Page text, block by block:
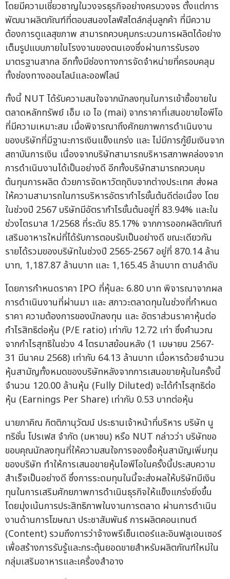
โดยมีความเชี่ยวชาญในวงจรธุรกิจอย่างครบวงจร ตั้งแต่การ
พัฒนาผลิตภัณฑ์ที่ตอบสนองไลฟ์สไตล์กลุ่มลูกค้า ที่มีความ
ต้องการดูแลสุขภาพ สามารถควบคุมกระบวนการผลิตได้อย่าง
เต็มรูปแบบภายในโรงงานของตนเองซึ่งผ่านการรับรอง
มาตรฐานสากล อีกทั้งมีช่องทางการจัดจำหน่ายที่ครอบคลุม
ทั้งช่องทางออนไลน์และออฟไลน์
ทั้งนี้ NUT ได้รับความสนใจจากนักลงทุนในการเข้าซื้อขายใน
ตลาดหลักทรัพย์ เอ็ม เอ ไอ (mai) จากราคาที่เสนอขายไอพีโอ
ที่มีความเหมาะสม เมื่อพิจารณาถึงศักยภาพการดำเนินงาน
ของบริษัทที่มีฐานะการเงินแข็งแกร่ง และ ไม่มีการกู้ยืมเงินจาก
สถาบันการเงิน เนื่องจากบริษัทสามารถบริหารสภาพคล่องจาก
การดำเนินงานได้เป็นอย่างดี อีกทั้งบริษัทสามารถควบคุม
ต้นทุนการผลิต ด้วยการจัดหาวัตถุดิบจากต่างประเทศ ส่งผล
ให้ความสามารถในการบริหารอัตรากำไรขั้นต้นดีต่อเนื่อง โดย
ในช่วงปี 2567 บริษัทมีอัตรากำไรขั้นต้นอยู่ที่ 83.94% และใน
ช่วงไตรมาส 1/2568 ที่ระดับ 85.17% จากการออกผลิตภัณฑ์
เสริมอาหารใหม่ที่ได้รับการตอบรับเป็นอย่างดี ขณะเดียวกัน
รายได้รวมของบริษัทในช่วงปี 2565-2567 อยู่ที่ 870.14 ล้าน
บาท, 1,187.87 ล้านบาท และ 1,165.45 ล้านบาท ตามลำดับ
โดยการกำหนดราคา IPO ที่หุ้นละ 6.80 บาท พิจารณาจากผล
การดำเนินงานที่ผ่านมา และ สภาวะตลาดทุนในช่วงที่กำหนด
ราคา ความต้องการของนักลงทุน และ อัตราส่วนราคาหุ้นต่อ
กำไรสิทธิต่อหุ้น (P/E ratio) เท่ากับ 12.72 เท่า ซึ่งคำนวณ
จากกำไรสุทธิในช่วง 4 ไตรมาสย้อนหลัง (1 เมษายน 2567-
31 มีนาคม 2568) เท่ากับ 64.13 ล้านบาท เมื่อหารด้วยจำนวน
หุ้นสามัญทั้งหมดของบริษัทหลังจากการเสนอขายหุ้นในครั้งนี้
จำนวน 120.00 ล้านหุ้น (Fully Diluted) จะได้กำไรสุทธิต่อ
หุ้น (Earnings Per Share) เท่ากับ 0.53 บาทต่อหุ้น
นายภาคิณ กิตติภานุวัฒน์ ประธานเจ้าหน้าที่บริหาร บริษัท นู
ทริชั่น โปรเฟส จำกัด (มหาชน) หรือ NUT กล่าวว่า บริษัทขอ
ขอบคุณนักลงทุนที่ให้ความสนใจการจองซื้อหุ้นสามัญเพิ่มทุน
ของบริษัท ทำให้การเสนอขายหุ้นไอพีโอในครั้งนี้ประสบความ
สำเร็จเป็นอย่างดี ซึ่งการระดมทุนในนี้จะส่งผลให้บริษัทมีเงิน
ทุนในการเสริมศักยภาพการดำเนินธุรกิจให้แข็งแกร่งยิ่งขึ้น
โดยมุ่งเน้นการประสิทธิภาพในงานการตลาด ผ่านการดำเนิน
งานด้านการโฆษณา ประชาสัมพันธ์ การผลิตคอนเทนต์
(Content) รวมถึงการว่าจ้างพรีเซ็นเตอร์และอินฟลูเอนเซอร์
เพื่อสร้างการรับรู้และกระตุ้นยอดขายสำหรับผลิตภัณฑ์ใหม่ใน
กลุ่มเสริมอาหารและเครื่องสำอาง